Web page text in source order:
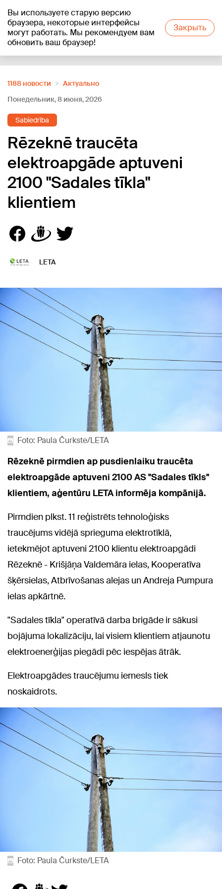
Вы используете старую версию
браузера, некоторые интерфейсы
могут работать. Мы рекомендуем вам
обновить ваш браузер!
Закрыть
+20°C
1188 новости
Актуально
Понедельник, 8 июня, 2026
Sabiedrība
Rēzeknē traucēta
elektroapgāde aptuveni
2100 "Sadales tīkla"
klientiem
LETA
Foto: Paula Čurkste/LETA
Rēzeknē pirmdien ap pusdienlaiku traucēta
elektroapgāde aptuveni 2100 AS "Sadales tīkls"
klientiem, aģentūru LETA informēja kompānijā.
Pirmdien plkst. 11 reģistrēts tehnoloģisks
traucējums vidējā sprieguma elektrotīklā,
ietekmējot aptuveni 2100 klientu elektroapgādi
Rēzeknē - Krišjāņa Valdemāra ielas, Kooperatīva
šķērsielas, Atbrīvošanas alejas un Andreja Pumpura
ielas apkārtnē.
"Sadales tīkla" operatīvā darba brigāde ir sākusi
bojājuma lokalizāciju, lai visiem klientiem atjaunotu
elektroenerģijas piegādi pēc iespējas ātrāk.
Elektroapgādes traucējumu iemesls tiek
noskaidrots.
Foto: Paula Čurkste/LETA